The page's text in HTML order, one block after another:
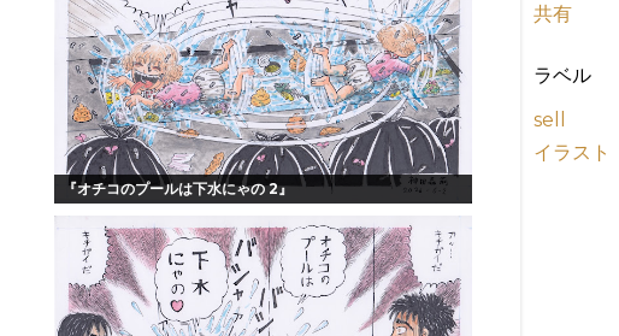
共有
ラベル
sell
イラスト
『オチコのプールは下水にゃの 2』